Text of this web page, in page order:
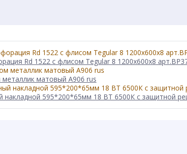
Rd 1522 с флисом Tegular 8 1200x600x8
матовый А906 rus
595*200*65мм 18 ВТ 6500К с защитной